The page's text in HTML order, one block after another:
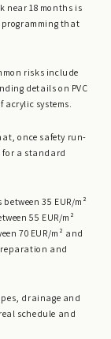
near 18 months is
that
risks include
details on PVC
systems.
once safety run-
for a standard
35 EUR/m²
55 EUR/m²
70 EUR/m² and
and
drainage and
schedule and